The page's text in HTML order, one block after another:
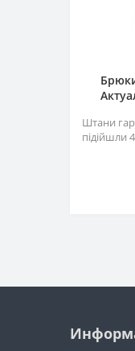
Штани
підійшли